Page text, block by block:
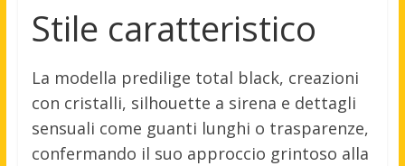
Stile caratteristico
La modella predilige total black, creazioni
con cristalli, silhouette a sirena e dettagli
sensuali come guanti lunghi o trasparenze,
confermando il suo approccio grintoso alla